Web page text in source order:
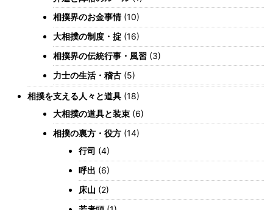
相撲界のお金事情(10)
大相撲の制度・掟 (16)
相撲界の伝統行事・風習 (3)
力士の生活・稽古 (5)
相撲を支える人々と道具 (18)
大相撲の道具と装束 (6)
相撲の裏方・役方 (14)
行司 (4)
呼出 (6)
床山 (2)